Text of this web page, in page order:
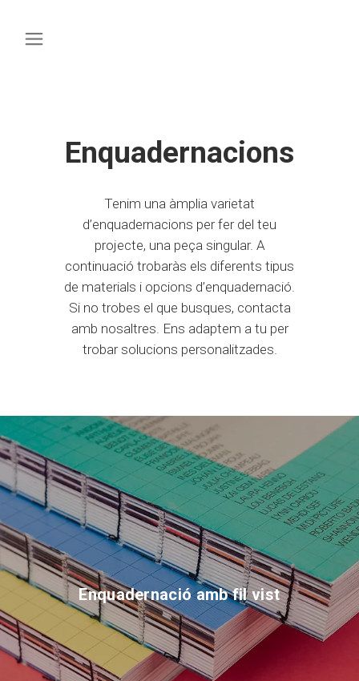
Enquadernacions
Tenim una àmplia varietat
d’enquadernacions per fer del teu
projecte, una peça singular. A
continuació trobaràs els diferents tipus
de materials i opcions d’enquadernació.
Si no trobes el que busques, contacta
amb nosaltres. Ens adaptem a tu per
trobar solucions personalitzades.
Enquadernació amb fil vist